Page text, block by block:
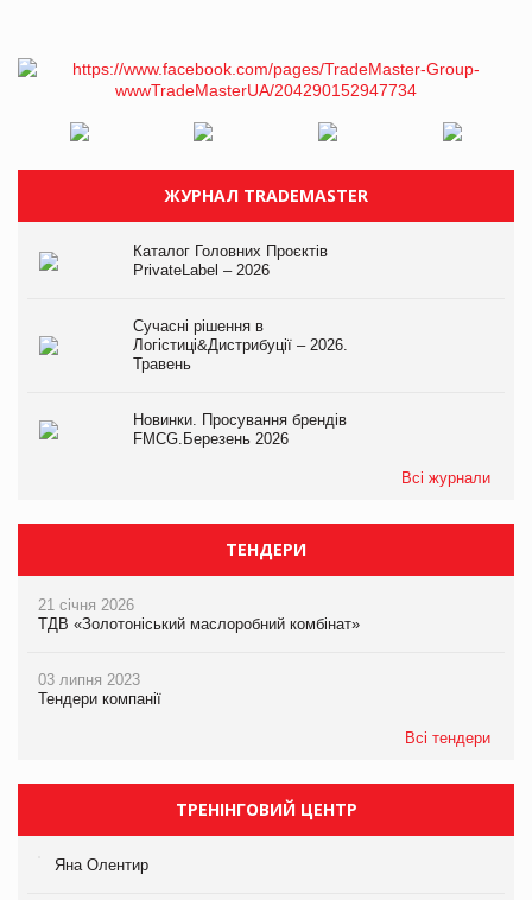
ЖУРНАЛ TRADEMASTER
Каталог Головних Проєктів
PrivateLabel – 2026
Сучасні рішення в
Логістиці&Дистрибуції – 2026.
Травень
Новинки. Просування брендів
FMCG.Березень 2026
Всі журнали
ТЕНДЕРИ
21 січня 2026
ТДВ «Золотоніський маслоробний комбінат»
03 липня 2023
Тендери компанії
Всі тендери
ТРЕНІНГОВИЙ ЦЕНТР
Яна Олентир